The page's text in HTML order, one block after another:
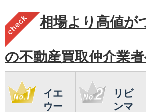
相場より高値が
の不動産買取仲介業
イエ
ウー
リビ
ンマ